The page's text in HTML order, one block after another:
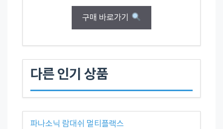
구매 바로가기
다른 인기 상품
파나소닉 람대쉬 멀티플랙스